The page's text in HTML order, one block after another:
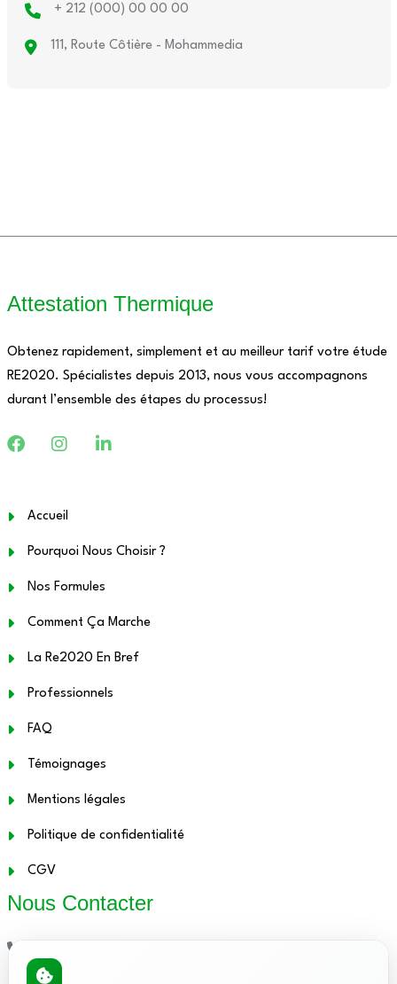
+ 212 (000) 00 00 00
111, Route Côtière - Mohammedia
Attestation Thermique
Obtenez rapidement, simplement et au meilleur tarif votre étude
RE2020. Spécialistes depuis 2013, nous vous accompagnons
durant l’ensemble des étapes du processus!
Accueil
Pourquoi Nous Choisir ?
Nos Formules
Comment Ça Marche
La Re2020 En Bref
Professionnels
FAQ
Témoignages
Mentions légales
Politique de confidentialité
CGV
Nous Contacter
01.48.12.21.86